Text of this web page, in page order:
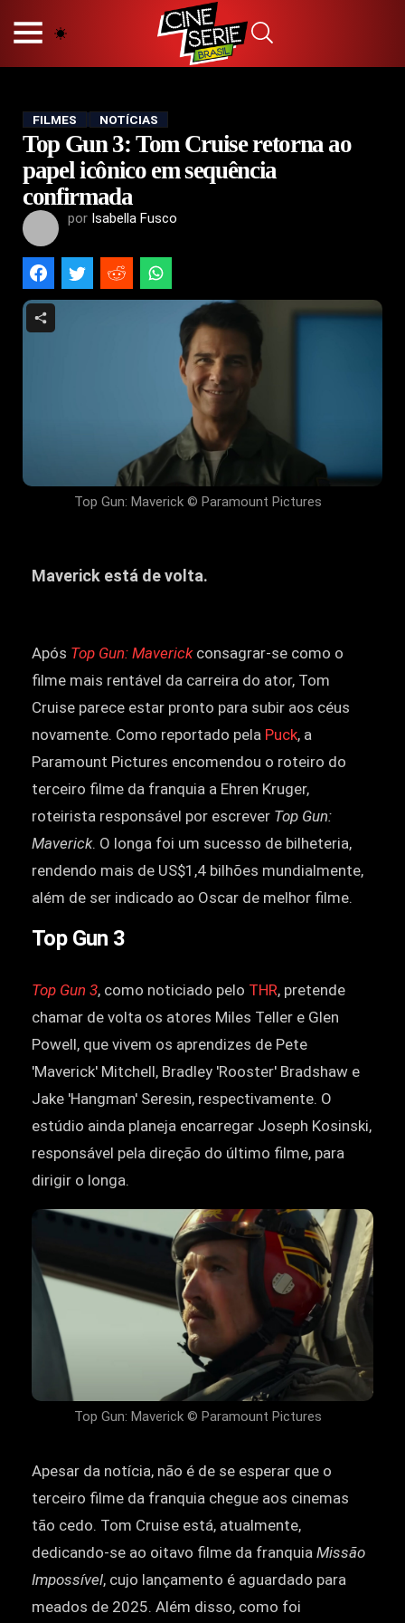
POLÍTICA DE PRIVACIDADE
TERMOS E CONDIÇÕES
CONTATO
Hot
Popular
Tendência
Filmes
FILMES NOTÍCIAS
Top Gun 3: Tom Cruise retorna ao
papel icônico em sequência
confirmada
por Isabella Fusco
Top Gun: Maverick © Paramount Pictures
Maverick está de volta.
Após Top Gun: Maverickconsagrar-se como o
filme mais rentável da carreira do ator, Tom
Cruise parece estar pronto para subir aos céus
novamente. Como reportado pela Puck, a
Paramount Pictures encomendou o roteiro do
terceiro filme da franquia a Ehren Kruger,
roteirista responsável por escrever Top Gun:
Maverick. O longa foi um sucesso de bilheteria,
rendendo mais de US$1,4 bilhões mundialmente,
além de ser indicado ao Oscar de melhor filme.
Top Gun 3
Top Gun 3, como noticiado pelo THR, pretende
chamar de volta os atores Miles Teller e Glen
Powell, que vivem os aprendizes de Pete
'Maverick' Mitchell, Bradley 'Rooster' Bradshaw e
Jake 'Hangman' Seresin, respectivamente. O
estúdio ainda planeja encarregar Joseph Kosinski,
responsável pela direção do último filme, para
dirigir o longa.
Top Gun: Maverick © Paramount Pictures
Apesar da notícia, não é de se esperar que o
terceiro filme da franquia chegue aos cinemas
tão cedo. Tom Cruise está, atualmente,
dedicando-se ao oitavo filme da franquia Missão
Impossível, cujo lançamento é aguardado para
meados de 2025. Além disso, como foi